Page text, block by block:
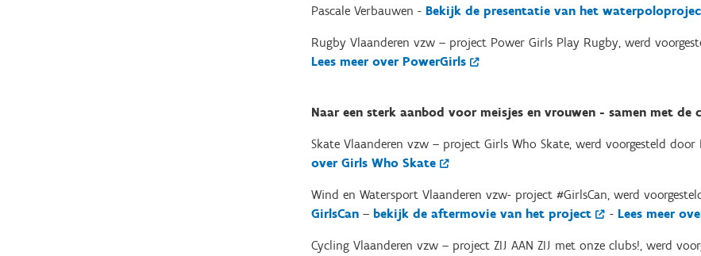
Pascale Verbauwen - Bekijk de presentatie van het
Rugby Vlaanderen vzw – project Power Girls Play Rugby, werd
Lees meer over PowerGirls
Naar een sterk aanbod voor meisjes en vrouwen - samen met de
Skate Vlaanderen vzw – project Girls Who Skate, werd voorgesteld door
over Girls Who Skate
Wind en Watersport Vlaanderen vzw- project #GirlsCan, werd
GirlsCan – bekijk de aftermovie van het project - Lees meer
Cycling Vlaanderen vzw – project ZIJ AAN ZIJ met onze clubs!, werd